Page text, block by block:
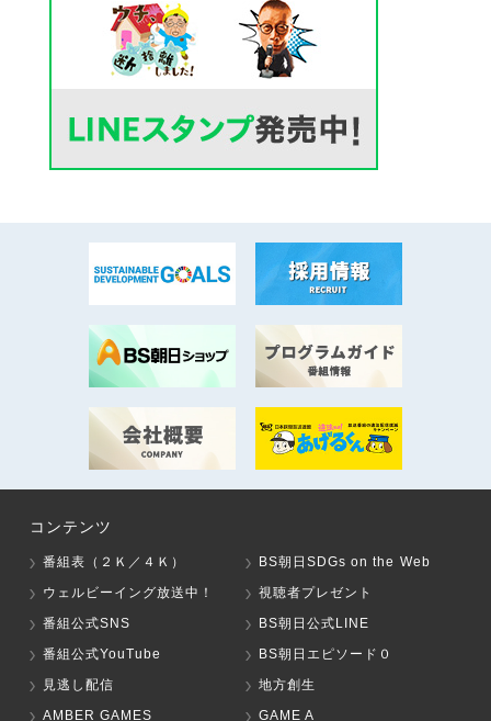
コンテンツ
番組表（２Ｋ／４Ｋ）
BS朝日SDGs on the Web
ウェルビーイング放送中！
視聴者プレゼント
番組公式SNS
BS朝日公式LINE
番組公式YouTube
BS朝日エピソード０
見逃し配信
地方創生
AMBER GAMES
GAME A